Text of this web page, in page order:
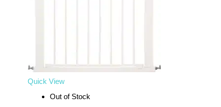
Quick View
Out of Stock